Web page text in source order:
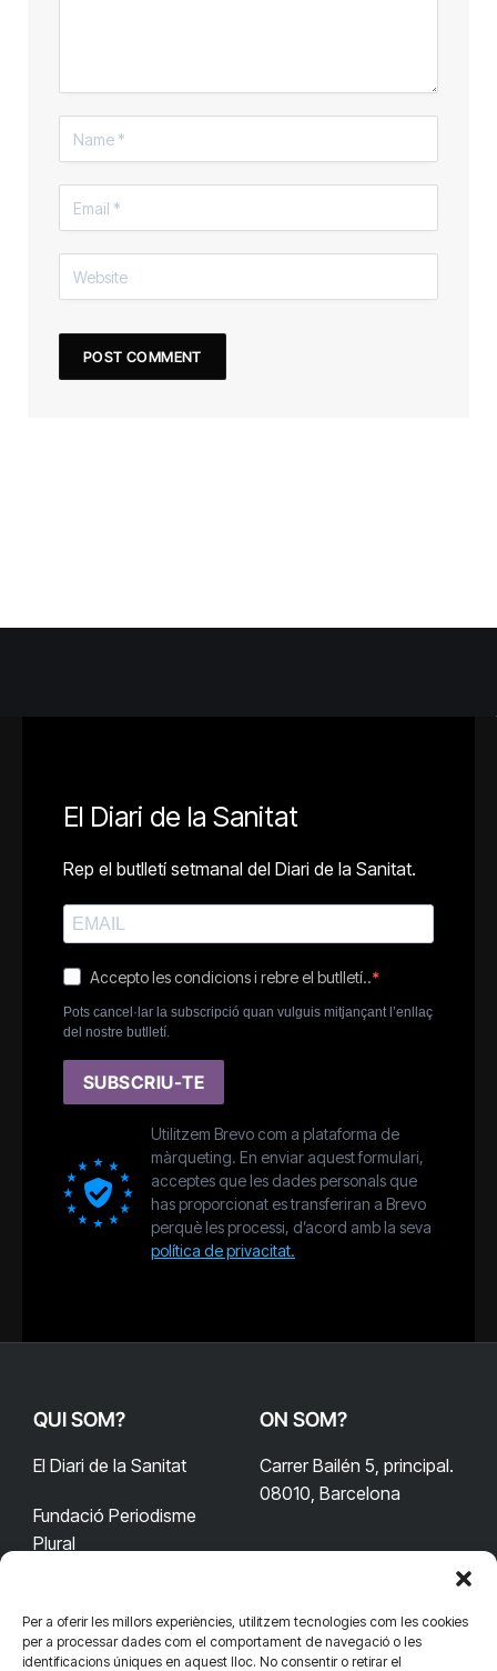
Per a oferir les millors experiències, utilitzem tecnologies com les cookies
per a processar dades com el comportament de navegació o les
identificacions úniques en aquest lloc. No consentir o retirar el
El Diari de la Sanitat
Rep el butlletí setmanal del Diari de la Sanitat.
Accepto les condicions i rebre el butlletí..
Pots cancel·lar la subscripció quan vulguis mitjançant l’enllaç
del nostre butlletí.
SUBSCRIU-TE
Utilitzem Brevo com a plataforma de
màrqueting. En enviar aquest formulari,
acceptes que les dades personals que
has proporcionat es transferiran a Brevo
perquè les processi, d’acord amb la seva
política de privacitat.
QUI SOM?
El Diari de la Sanitat
Fundació Periodisme
Plural
ON SOM?
Carrer Bailén 5, principal.
08010, Barcelona
CONTACTA'NS CONNECTA